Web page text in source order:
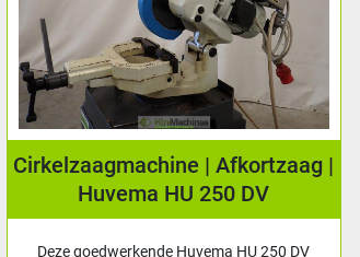
Cirkelzaagmachine | Afkortzaag |
Huvema HU 250 DV
Deze goedwerkende Huvema HU 250 DV